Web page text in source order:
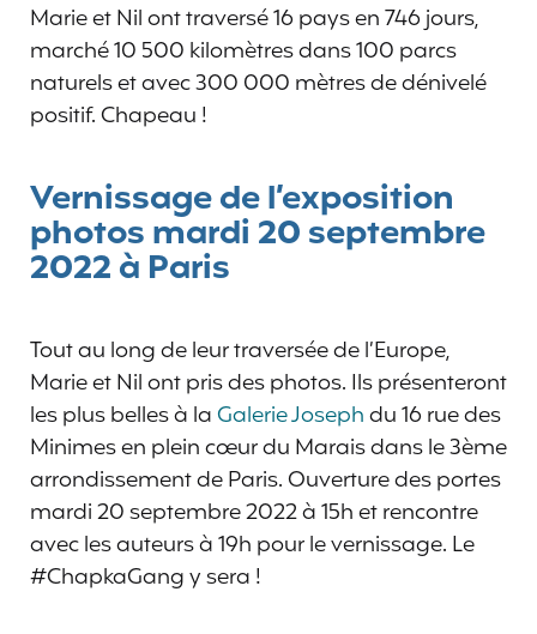
Marie et Nil ont traversé 16 pays en 746 jours,
marché 10 500 kilomètres dans 100 parcs
naturels et avec 300 000 mètres de dénivelé
positif. Chapeau !
Vernissage de l’exposition
photos mardi 20 septembre
2022 à Paris
Tout au long de leur traversée de l’Europe,
Marie et Nil ont pris des photos. Ils présenteront
les plus belles à laGalerie Josephdu 16 rue des
Minimes en plein cœur du Marais dans le 3ème
arrondissement de Paris. Ouverture des portes
mardi 20 septembre 2022 à 15h et rencontre
avec les auteurs à 19h pour le vernissage. Le
#ChapkaGang y sera !